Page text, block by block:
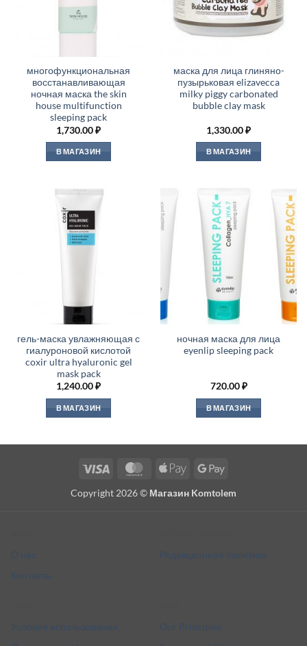
многофункциональная
восстанавливающая
ночная маска the skin
house multifunction
sleeping pack
1,730.00₽
В МАГАЗИН
маска для лица глиняно-
пузырьковая elizavecca
milky piggy carbonated
bubble clay mask
1,330.00₽
В МАГАЗИН
гель-маска увлажняющая с
гиалуроновой кислотой
coxir ultra hyaluronic gel
mask pack
1,240.00₽
В МАГАЗИН
ночная маска для лица
eyenlip sleeping pack
720.00₽
В МАГАЗИН
Visa MasterCardApple
Google
Copyright 2026 © Магазин Komtolem
О нас
Контакты
Редакционная политика
Условия использования
Our Principles